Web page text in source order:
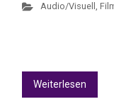
Audio/Visuell ,
Weiterlesen